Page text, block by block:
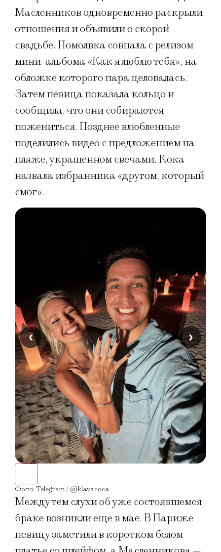
Масленников одновременно раскрыли
отношения и объявили о скорой
свадьбе. Помолвка совпала с релизом
мини-альбома «Как я люблю тебя», на
обложке которого пара целовалась.
Затем певица показала кольцо и
сообщила, что они собираются
пожениться. Позднее влюбленные
поделились видео с предложением на
пляже, украшенном свечами. Кока
назвала избранника «другом, который
смог».
Фото: Telegram / @klavacoca
‹ ›
Между тем слухи об уже состоявшемся
браке возникли еще в мае. В Париже
певицу заметили в коротком белом